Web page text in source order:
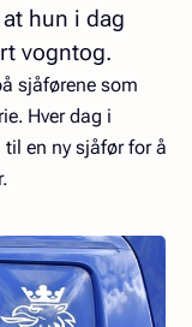
hun i dag
vogntog.
sjåførene som
Hver dag i
en ny sjåfør for å